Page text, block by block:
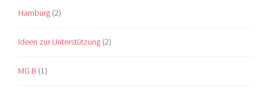
Hamburg (2)
Ideen zur Unterstützung (2)
MG B (1)